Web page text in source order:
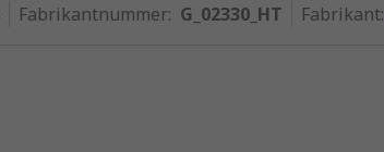
Fabrikantnummer: G_02330_HT Fabrikant: